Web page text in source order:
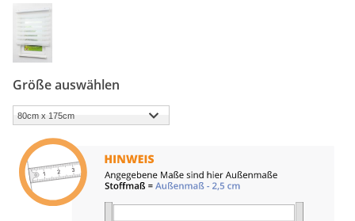
Größe auswählen